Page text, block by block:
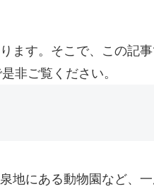
ます。そこで、この記
非ご覧ください。
地にある動物園など、